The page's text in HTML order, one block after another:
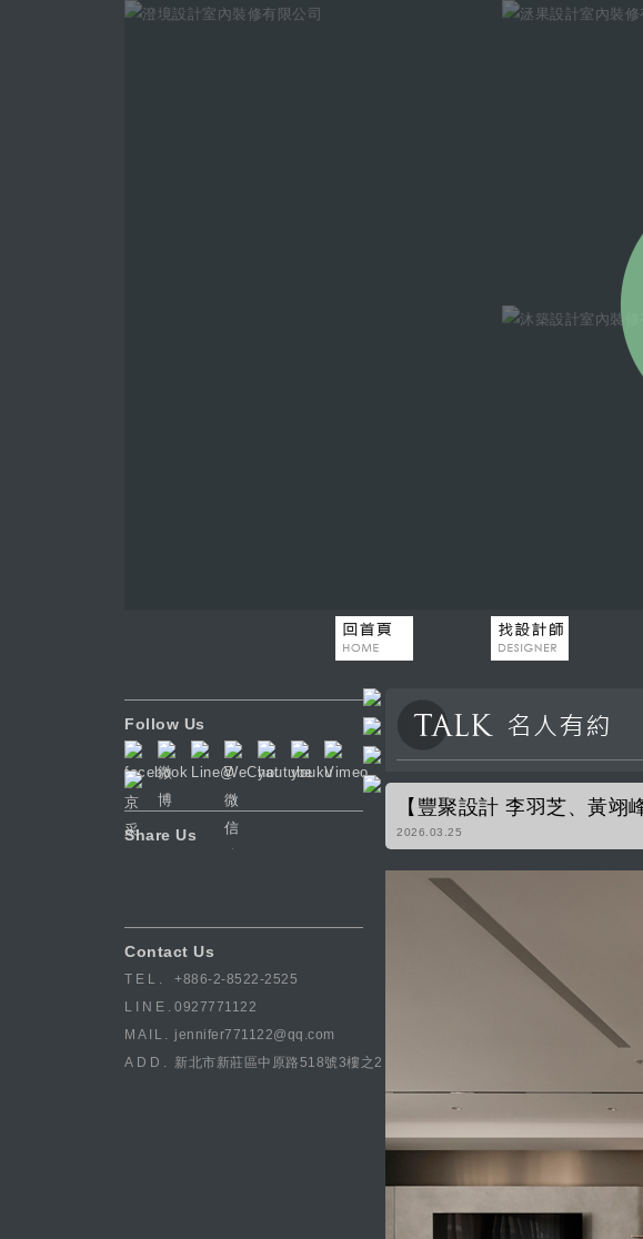
Follow Us
Share Us
Contact Us
TEL.
+886-2-8522-2525
LINE. 0927771122
MAIL. jennifer771122@qq.com
ADD.
新北市新莊區中原路518號3樓之2
【豐聚設計 李羽芝、黃
2026.03.25